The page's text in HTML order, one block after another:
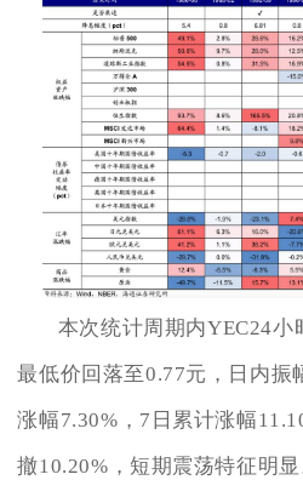
本次统计周期内YEC24小
最低价回落至0.77元，日内振
涨幅7.30%，7日累计涨幅
撤10.20%，短期震荡特征明